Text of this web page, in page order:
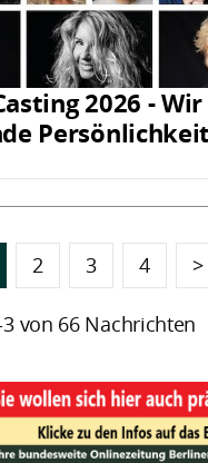
2026 -
2 3 4 >
3 von 66 Nachrichten